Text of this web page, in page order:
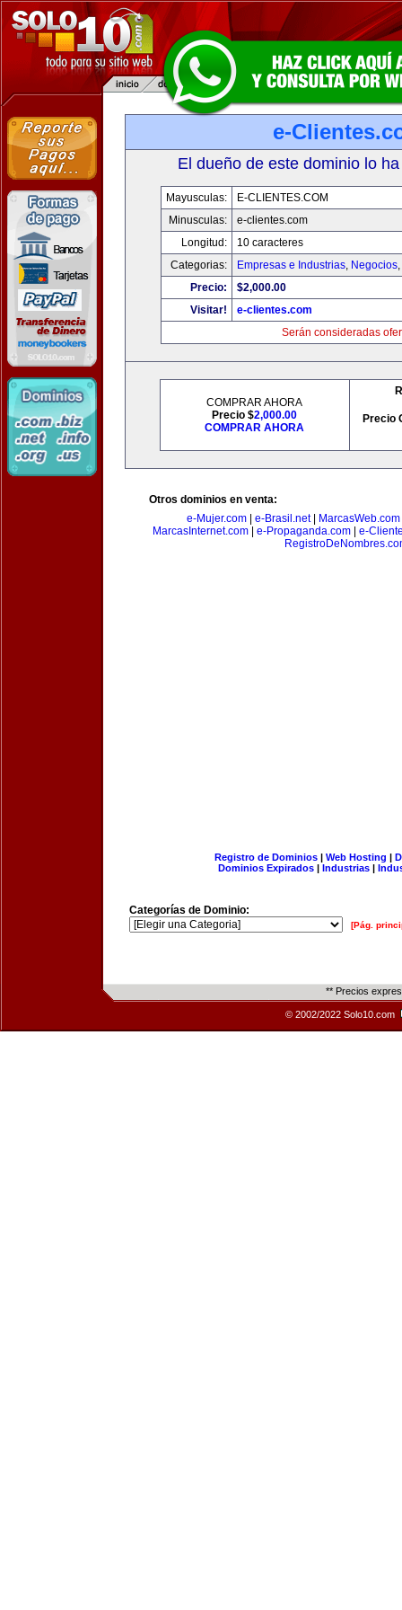
e-
El dueño de este dominio lo
Mayusculas:
E-CLIENTES.COM
Minusculas:
e-clientes.com
Longitud:
10 caracteres
Categorias:
Empresas e Industrias, Negocios,
Precio:
$2,000.00
Visitar!
e-clientes.com
Serán consideradas
COMPRAR AHORA
Precio $2,000.00
COMPRAR AHORA
Precio
Otros dominios en venta:
e-Mujer.com| e-Brasil.net| MarcasWeb.com
MarcasInternet.com| e-Propaganda.com| e-
Registro de Dominios| Web Hosting |
Dominios Expirados | Industrias |
Categorías de Dominio:
[Pág.
** Precios
© 2002/2022 Solo10.com